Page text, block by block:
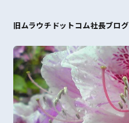
旧ムラウチドットコム社長ブログ